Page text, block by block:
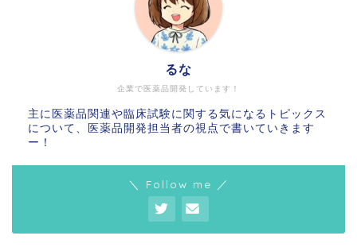
企業で医薬品開発しています！
るな
主に医薬品関連や臨床試験に関する気になるトピックス
について、医薬品開発担当者の視点で書いていきます
ー！
＼ Follow me ／